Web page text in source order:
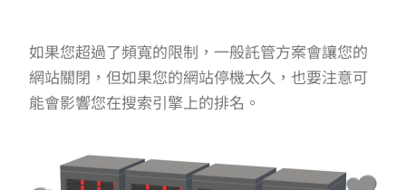
如果您超過了頻寬的限制，一般託管方案會讓您的
網站關閉，但如果您的網站停機太久，也要注意可
能會影響您在搜索引擎上的排名。